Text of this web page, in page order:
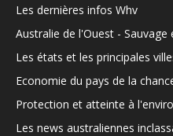
Les dernières infos Whv
Australie de l'Ouest - Sauvage
Les états et les principales
Economie du pays de la
Protection et atteinte à
Les news australiennes